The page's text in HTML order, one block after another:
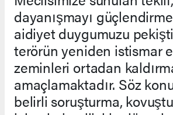
dayanışmayı
aidiyet duygumuzu
terörün yeniden istismar
zeminleri ortadan
amaçlamaktadır. Söz
belirli soruşturma,